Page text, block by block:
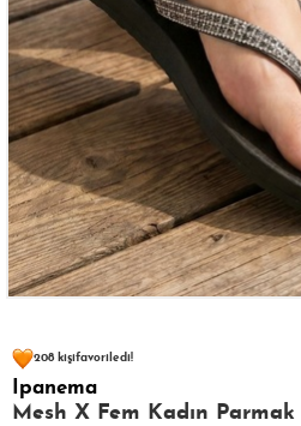
208 kişifavoriledi!
23 kişiSatın Aldı!
450 kişiGörüntüledi!
Ipanema
Mesh X Fem Kadın Parmak